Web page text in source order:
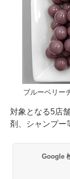
ブルーベリー
対象となる5店
剤、シャンプー
Google